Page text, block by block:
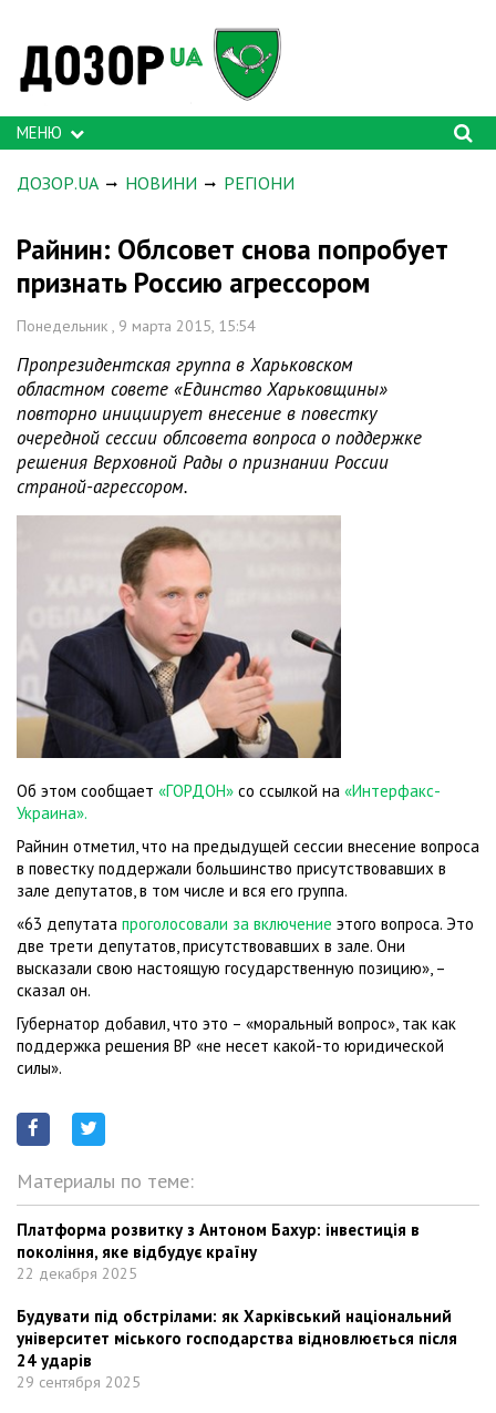
МЕНЮ
ДОЗОР.UA НОВИНИ РЕГІОНИ
Райнин: Облсовет снова попробует
признать Россию агрессором
Понедельник , 9 марта 2015, 15:54
Пропрезидентская группа в Харьковском
областном совете «Единство Харьковщины»
повторно инициирует внесение в повестку
очередной сессии облсовета вопроса о поддержке
решения Верховной Рады о признании России
страной-агрессором.
Об этом сообщает «ГОРДОН» со ссылкой на «Интерфакс-
Украина».
Райнин отметил, что на предыдущей сессии внесение вопроса
в повестку поддержали большинство присутствовавших в
зале депутатов, в том числе и вся его группа.
«63 депутата проголосовали за включение этого вопроса. Это
две трети депутатов, присутствовавших в зале. Они
высказали свою настоящую государственную позицию», –
сказал он.
Губернатор добавил, что это – «моральный вопрос», так как
поддержка решения ВР «не несет какой-то юридической
силы».
Материалы по теме:
Платформа розвитку з Антоном Бахур: інвестиція в
покоління, яке відбудує країну
22 декабря 2025
Будувати під обстрілами: як Харківський національний
університет міського господарства відновлюється після
24 ударів
29 сентября 2025